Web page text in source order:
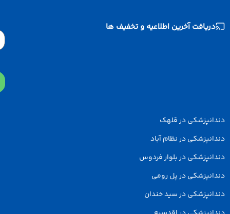
دریافت آخرین اطلاعیه و تخفیف ها
در قلهک
در نظام آباد
در بلوار فردوس
در پل رومی
در سید خندان